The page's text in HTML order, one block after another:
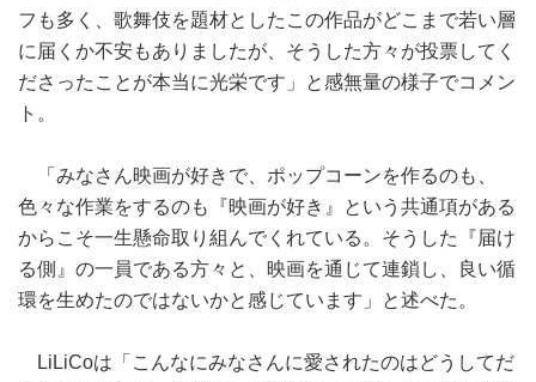
フも多く、歌舞伎を題材としたこの作品がどこまで若い層
に届くか不安もありましたが、そうした方々が投票してく
ださったことが本当に光栄です」と感無量の様子でコメン
ト。
「みなさん映画が好きで、ポップコーンを作るのも、
色々な作業をするのも『映画が好き』という共通項がある
からこそ一生懸命取り組んでくれている。そうした『届け
る側』の一員である方々と、映画を通じて連鎖し、良い循
環を生めたのではないかと感じています」と述べた。
LiLiCoは「こんなにみなさんに愛されたのはどうしてだ